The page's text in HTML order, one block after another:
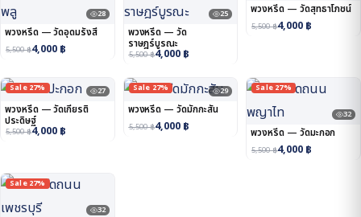
28
พวงหรีด — วัดอุดมรังสี
5,500฿4,000 ฿
25
พวงหรีด — วัด
ราษฎร์บูรณะ
5,500฿4,000 ฿
พวงหรีด — วัดสุทธาโภชน์
5,500฿4,000 ฿
Sale 27% 27
พวงหรีด — วัดเกียรติ
ประดิษฐ์
5,500฿4,000 ฿
Sale 27% 29
พวงหรีด — วัดมักกะสัน
5,500฿4,000 ฿
Sale 27%
32
พวงหรีด — วัดมะกอก
5,500฿4,000 ฿
Sale 27%
32